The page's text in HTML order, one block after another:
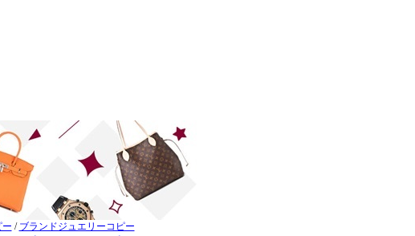
ー / ブランドジュエリーコピー